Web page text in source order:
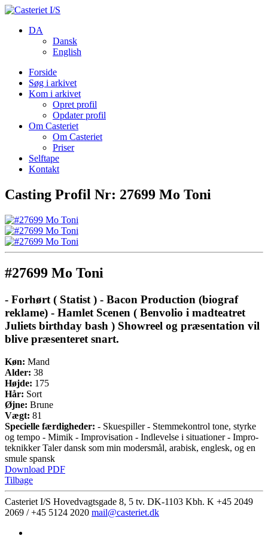
DA
Dansk
English
Forside
Søg i arkivet
Kom i arkivet
Opret profil
Opdater profil
Om Casteriet
Om Casteriet
Priser
Selftape
Kontakt
Casting Profil Nr: 27699 Mo Toni
#27699 Mo Toni
- Forhørt ( Statist ) - Bacon Production (biograf
reklame) - Hamlet Scenen ( Benvolio i madteatret
Juliets birthday bash ) Showreel og præsentation vil
blive præsenteret snart.
Køn: Mand
Alder: 38
Højde: 175
Hår: Sort
Øjne: Brune
Vægt: 81
Specielle færdigheder: - Skuespiller - Stemmekontrol tone, styrke
og tempo - Mimik - Improvisation - Indlevelse i situationer - Impro-
teknikker Taler dansk som min modersmål, arabisk, englesk, og en
smule spansk
Download PDF
Tilbage
Casteriet I/S Hovedvagtsgade 8, 5 tv. DK-1103 Kbh. K +45 2049
2069 / +45 5124 2020 mail@casteriet.dk